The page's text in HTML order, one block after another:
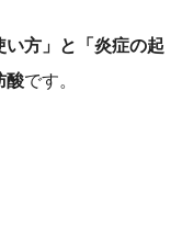
方」と「炎症の起
酸です。